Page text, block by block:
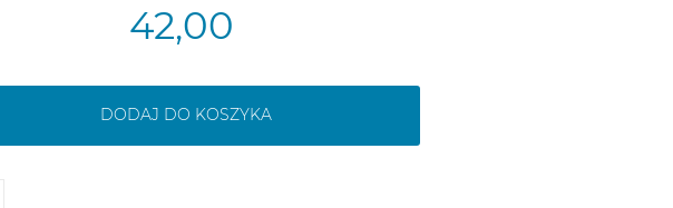
42,00
DODAJ DO KOSZYKA